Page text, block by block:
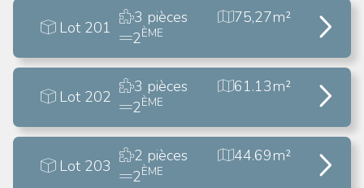
Lot 201
3 pièces
75,27m²
2ÈME
Lot 202
3 pièces
61.13m²
2ÈME
Lot 203
2 pièces
44.69m²
2ÈME